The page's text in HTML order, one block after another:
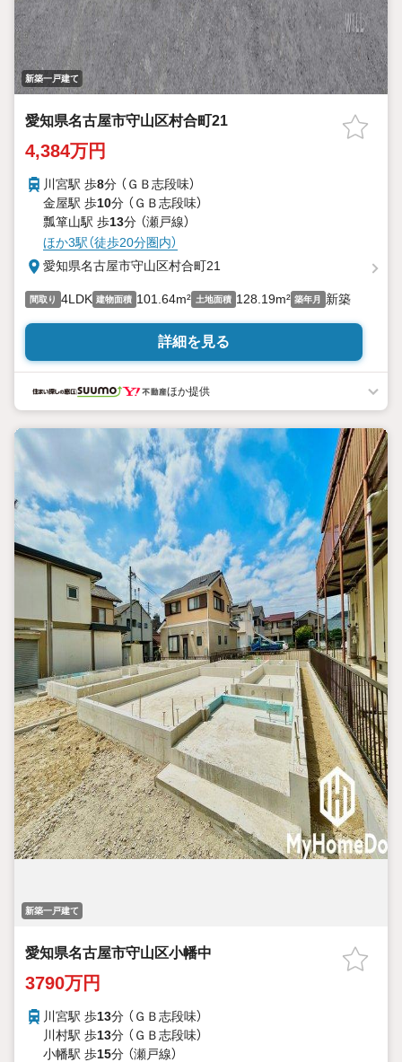
新築一戸建て
愛知県名古屋市守山区村合町21
4,384万円
川宮駅 歩8分 （ＧＢ志段味）
金屋駅 歩10分 （ＧＢ志段味）
瓢箪山駅 歩13分 （瀬戸線）
ほか3駅（徒歩20分圏内）
愛知県名古屋市守山区村合町21
間取り 4LDK 建物面積 101.64m² 土地面積 128.19m² 築年月 新築
詳細を見る
ほか提供
新築一戸建て
愛知県名古屋市守山区小幡中
3790万円
川宮駅 歩13分 （ＧＢ志段味）
川村駅 歩13分 （ＧＢ志段味）
小幡駅 歩15分 （瀬戸線）